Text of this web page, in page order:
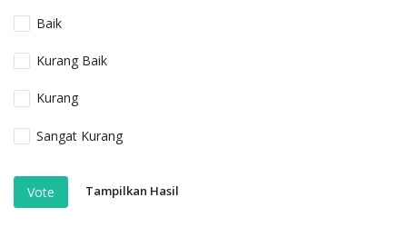
Baik
Kurang Baik
Kurang
Sangat Kurang
Vote Tampilkan Hasil